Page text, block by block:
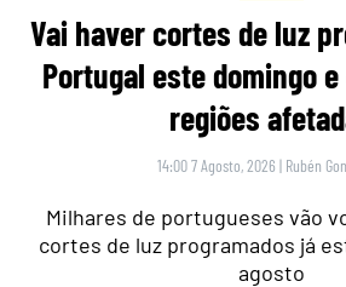
Vai haver cortes de luz
Portugal este domingo
regiões
14:00 7 Agosto, 2026 | Rubén
Milhares de portugueses vão
cortes de luz programados já
agosto